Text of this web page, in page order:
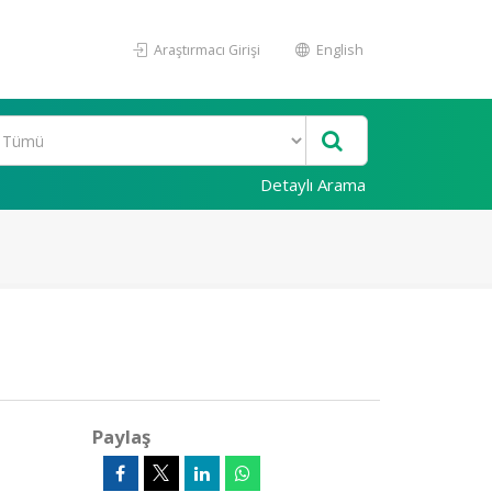
Araştırmacı Girişi English
Detaylı Arama
Paylaş